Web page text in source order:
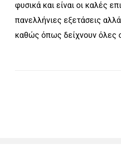
φυσικά και είναι οι καλές
πανελλήνιες εξετάσεις
καθώς όπως δείχνουν όλες